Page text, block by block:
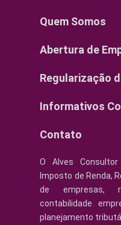
Quem Somos
Abertura de
Regularização
Informativos
Contato
O Alves
Imposto de Renda,
de empresas,
contabilidade
planejamento